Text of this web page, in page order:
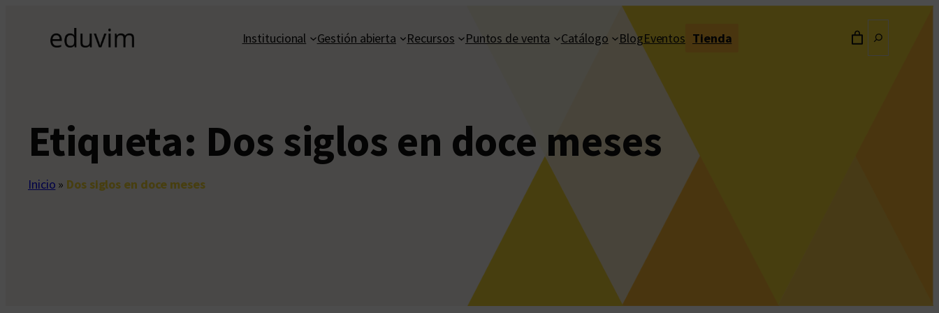
contenido
Institucional Gestión abierta Recursos Puntos de venta Catálogo BlogEventos Tienda
Etiqueta: Dos siglos en doce meses
Inicio » Dos siglos en doce meses